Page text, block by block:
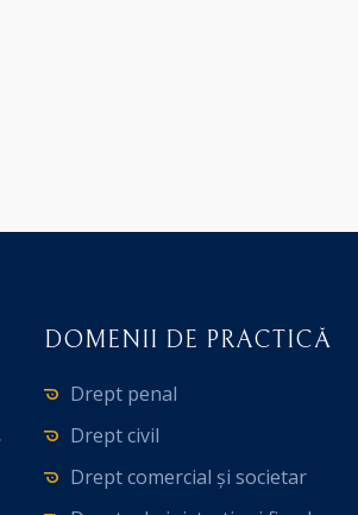
DOMENII DE PRACTICĂ
Drept penal
Drept civil
Drept comercial și societar